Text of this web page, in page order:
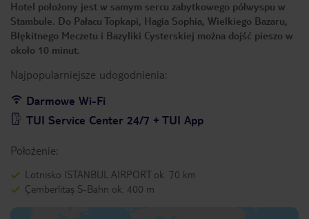
Hotel położony jest w samym sercu zabytkowego półwyspu w
Stambule. Do Pałacu Topkapi, Hagia Sophia, Wielkiego Bazaru,
Błękitnego Meczetu i Bazyliki Cysterskiej można dojść pieszo w
około 10 minut.
Najpopularniejsze udogodnienia:
Darmowe Wi-Fi
TUI Service Center 24/7 + TUI App
Położenie:
Lotnisko ISTANBUL AIRPORT ok. 70 km
Çemberlitaş S-Bahn ok. 400 m